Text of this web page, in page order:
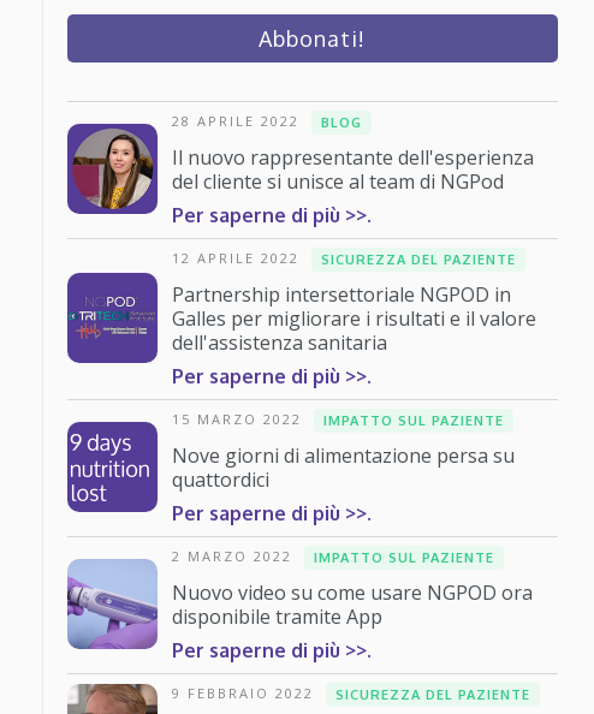
28 APRILE 2022 BLOG
Il nuovo rappresentante dell'esperienza
del cliente si unisce al team di NGPod
Per saperne di più >>.
12 APRILE 2022 SICUREZZA DEL PAZIENTE
Partnership intersettoriale NGPOD in
Galles per migliorare i risultati e il valore
dell'assistenza sanitaria
Per saperne di più >>.
15 MARZO 2022 IMPATTO SUL PAZIENTE
Nove giorni di alimentazione persa su
quattordici
Per saperne di più >>.
2 MARZO 2022 IMPATTO SUL PAZIENTE
Nuovo video su come usare NGPOD ora
disponibile tramite App
Per saperne di più >>.
9 FEBBRAIO 2022 SICUREZZA DEL PAZIENTE